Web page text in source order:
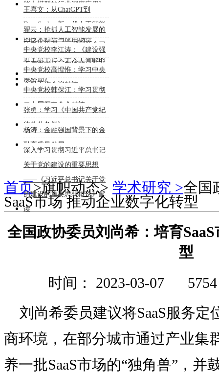
能大模型的行业深度应用》
王喜文：从ChatGPT到
DeepSeek：新一代人工智能
的技术趋势与应用场景
翟云：抢抓人工智能发展的
历史性机遇——深刻领会习
近平总书记关于人工智能的
重要论述
中央党校李江涛：《建设强
大国内市场，加快构建新发
展格局》
中央党校高惺惟：学习中央
金融工作会议精神
中央党校韩保江：学习贯彻
二十届四中全会精神
张勇：学习《中国共产党纪
律处分条例》
杨涛：金融强国背景下的金
融高质量发展
深入学习贯彻习近平总书记
关于党的建设的重要思想
——《习近平总书记关于党
的建设的重要思想概论》解
读
首页>旗帜动态> 学术研究 >全国
SaaS市场 推动企业数字化转型
全国政协委员刘尚希：培育
型
时间： 2023-03-07
刘尚希委员建议将SaaS服务
商环境，在部分城市通过产业集
养一批SaaS市场的“独角兽”，并